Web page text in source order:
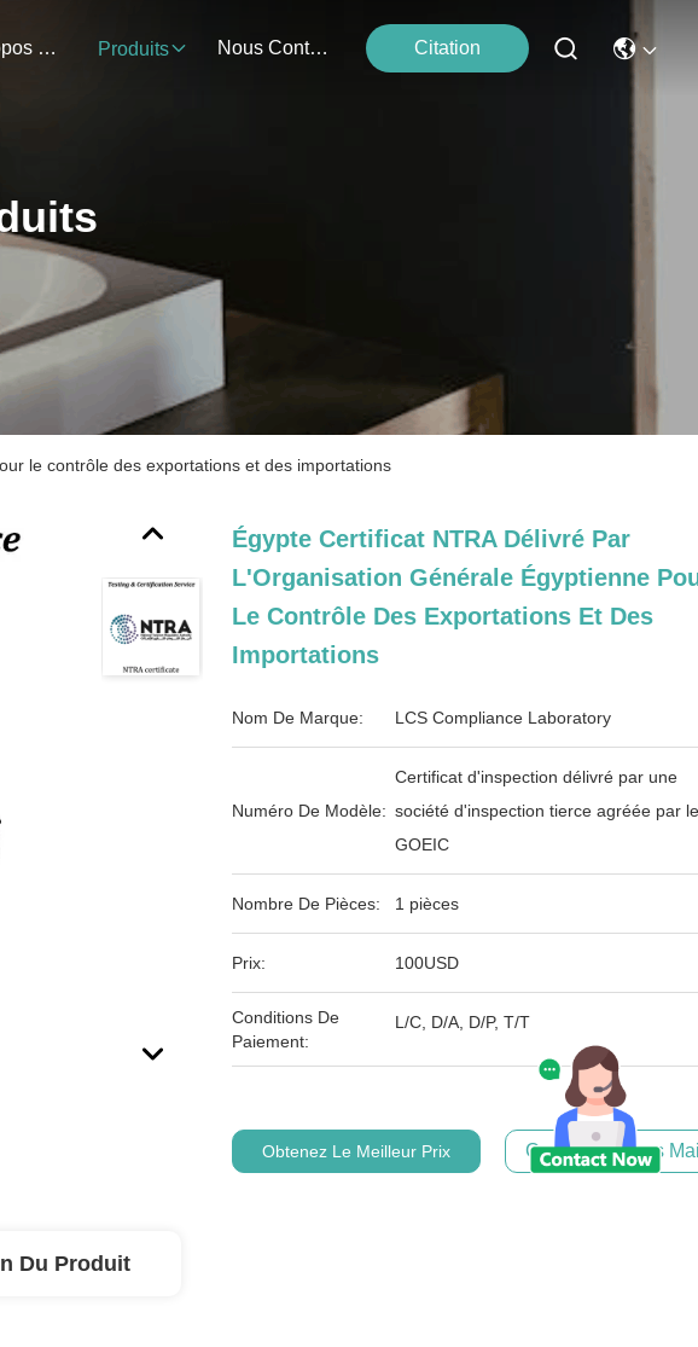
À Propos De Nous Produits Nous Contacter Citation
le contrôle des exportations et des importations
Égypte Certificat NTRA Délivré Par
L'Organisation Générale Égyptienne
Le Contrôle Des Exportations Et Des
Importations
Nom De Marque: LCS Compliance Laboratory
Numéro De Modèle:
Certificat d'inspection délivré par une
société d'inspection tierce agréée par le
GOEIC
Nombre De Pièces: 1 pièces
Prix: 100USD
Conditions De
Paiement:
L/C, D/A, D/P, T/T
Obtenez Le Meilleur Prix Contactez-Nous
Du Produit